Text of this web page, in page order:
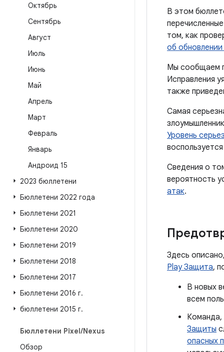
Октябрь
Сентябрь
Август
Июль
Июнь
Май
Апрель
Март
Февраль
Январь
Андроид 15
2023 бюллетени
Бюллетени 2022 года
Бюллетени 2021
Бюллетени 2020
Бюллетени 2019
Бюллетени 2018
Бюллетени 2017
Бюллетени 2016 г.
бюллетени 2015 г.
Бюллетени Pixel/Nexus
Обзор
В этом
том, как
об
Мы сообщаем
Исправления
также
Самая
Уровень
Сведения о
вероятность
атак.
Здесь
Play Защита,
В новых
всем
Защиты
опасных